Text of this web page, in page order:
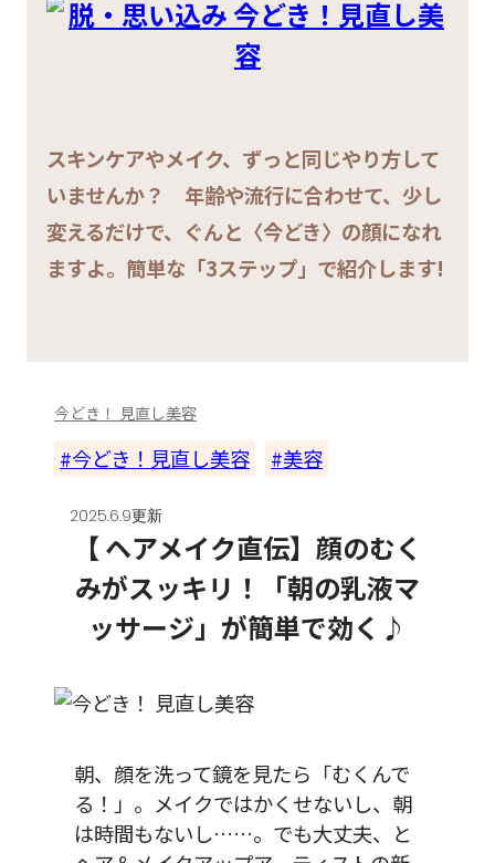
スキンケアやメイク、ずっと同じやり方して
いませんか？ 年齢や流行に合わせて、少し
変えるだけで、ぐんと〈今どき〉の顔になれ
ますよ。簡単な「3ステップ」で紹介します!
今どき！ 見直し美容
今どき！見直し美容 美容
2025.6.9更新
【 ヘアメイク直伝】顔のむく
みがスッキリ！「朝の乳液マ
ッサージ」が簡単で効く♪
朝、顔を洗って鏡を見たら「むくんで
る！」。メイクではかくせないし、朝
は時間もないし……。でも大丈夫、と